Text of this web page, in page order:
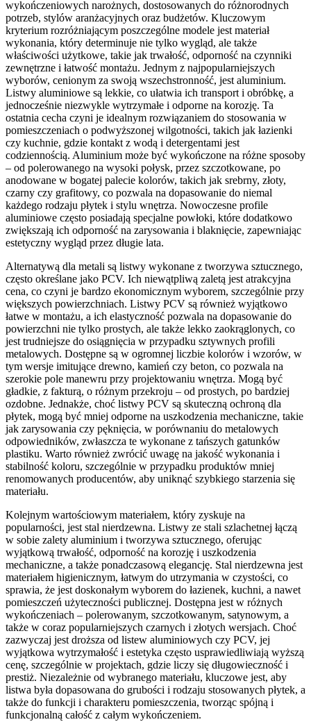
wykończeniowych narożnych, dostosowanych do różnorodnych
potrzeb, stylów aranżacyjnych oraz budżetów. Kluczowym
kryterium rozróżniającym poszczególne modele jest materiał
wykonania, który determinuje nie tylko wygląd, ale także
właściwości użytkowe, takie jak trwałość, odporność na czynniki
zewnętrzne i łatwość montażu. Jednym z najpopularniejszych
wyborów, cenionym za swoją wszechstronność, jest aluminium.
Listwy aluminiowe są lekkie, co ułatwia ich transport i obróbkę, a
jednocześnie niezwykle wytrzymałe i odporne na korozję. Ta
ostatnia cecha czyni je idealnym rozwiązaniem do stosowania w
pomieszczeniach o podwyższonej wilgotności, takich jak łazienki
czy kuchnie, gdzie kontakt z wodą i detergentami jest
codziennością. Aluminium może być wykończone na różne sposoby
– od polerowanego na wysoki połysk, przez szczotkowane, po
anodowane w bogatej palecie kolorów, takich jak srebrny, złoty,
czarny czy grafitowy, co pozwala na dopasowanie do niemal
każdego rodzaju płytek i stylu wnętrza. Nowoczesne profile
aluminiowe często posiadają specjalne powłoki, które dodatkowo
zwiększają ich odporność na zarysowania i blaknięcie, zapewniając
estetyczny wygląd przez długie lata.
Alternatywą dla metali są listwy wykonane z tworzywa sztucznego,
często określane jako PCV. Ich niewątpliwą zaletą jest atrakcyjna
cena, co czyni je bardzo ekonomicznym wyborem, szczególnie przy
większych powierzchniach. Listwy PCV są również wyjątkowo
łatwe w montażu, a ich elastyczność pozwala na dopasowanie do
powierzchni nie tylko prostych, ale także lekko zaokrąglonych, co
jest trudniejsze do osiągnięcia w przypadku sztywnych profili
metalowych. Dostępne są w ogromnej liczbie kolorów i wzorów, w
tym wersje imitujące drewno, kamień czy beton, co pozwala na
szerokie pole manewru przy projektowaniu wnętrza. Mogą być
gładkie, z fakturą, o różnym przekroju – od prostych, po bardziej
ozdobne. Jednakże, choć listwy PCV są skuteczną ochroną dla
płytek, mogą być mniej odporne na uszkodzenia mechaniczne, takie
jak zarysowania czy pęknięcia, w porównaniu do metalowych
odpowiedników, zwłaszcza te wykonane z tańszych gatunków
plastiku. Warto również zwrócić uwagę na jakość wykonania i
stabilność koloru, szczególnie w przypadku produktów mniej
renomowanych producentów, aby uniknąć szybkiego starzenia się
materiału.
Kolejnym wartościowym materiałem, który zyskuje na
popularności, jest stal nierdzewna. Listwy ze stali szlachetnej łączą
w sobie zalety aluminium i tworzywa sztucznego, oferując
wyjątkową trwałość, odporność na korozję i uszkodzenia
mechaniczne, a także ponadczasową elegancję. Stal nierdzewna jest
materiałem higienicznym, łatwym do utrzymania w czystości, co
sprawia, że jest doskonałym wyborem do łazienek, kuchni, a nawet
pomieszczeń użyteczności publicznej. Dostępna jest w różnych
wykończeniach – polerowanym, szczotkowanym, satynowym, a
także w coraz popularniejszych czarnych i złotych wersjach. Choć
zazwyczaj jest droższa od listew aluminiowych czy PCV, jej
wyjątkowa wytrzymałość i estetyka często usprawiedliwiają wyższą
cenę, szczególnie w projektach, gdzie liczy się długowieczność i
prestiż. Niezależnie od wybranego materiału, kluczowe jest, aby
listwa była dopasowana do grubości i rodzaju stosowanych płytek, a
także do funkcji i charakteru pomieszczenia, tworząc spójną i
funkcjonalną całość z całym wykończeniem.